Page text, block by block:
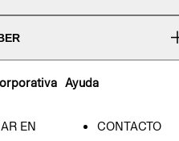
EN
Ayuda
CONTACTO